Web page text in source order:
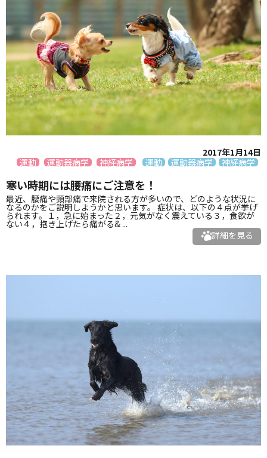
2017年1月14日
運動
運動器病学 神経病学 運動 運動器病学 神経病学
寒い時期には腰痛にご注意を！
最近、腰痛や頸部痛で来院される方が多いので、どのような状況に
なるのかをご説明しようかと思います。 症状は、以下の４点が挙げ
られます。１，急に始まった２，元気がなく震えている３，食欲が
ない４，抱き上げたら痛がる& ...
詳細を見る